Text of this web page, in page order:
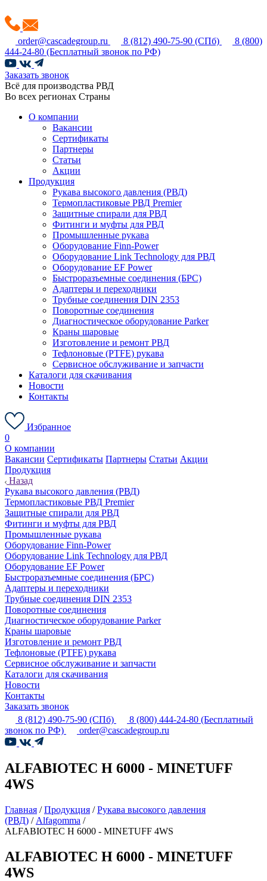
order@cascadegroup.ru 8 (812) 490-75-90 (СПб)
8 (800)
444-24-80 (Бесплатный звонок по РФ)
Заказать звонок
Всё для производства РВД
Во всех регионах Страны
О компании
Вакансии
Сертификаты
Партнеры
Статьи
Акции
Продукция
Рукава высокого давления (РВД)
Термопластиковые РВД Premier
Защитные спирали для РВД
Фитинги и муфты для РВД
Промышленные рукава
Оборудование Finn-Power
Оборудование Link Technology для РВД
Оборудование EF Power
Быстроразъемные соединения (БРС)
Адаптеры и переходники
Трубные соединения DIN 2353
Поворотные соединения
Диагностическое оборудование Parker
Краны шаровые
Изготовление и ремонт РВД
Тефлоновые (PTFE) рукава
Сервисное обслуживание и запчасти
Каталоги для скачивания
Новости
Контакты
Избранное
0
О компании
Вакансии Сертификаты Партнеры Статьи Акции
Продукция
Назад
Рукава высокого давления (РВД)
Термопластиковые РВД Premier
Защитные спирали для РВД
Фитинги и муфты для РВД
Промышленные рукава
Оборудование Finn-Power
Оборудование Link Technology для РВД
Оборудование EF Power
Быстроразъемные соединения (БРС)
Адаптеры и переходники
Трубные соединения DIN 2353
Поворотные соединения
Диагностическое оборудование Parker
Краны шаровые
Изготовление и ремонт РВД
Тефлоновые (PTFE) рукава
Сервисное обслуживание и запчасти
Каталоги для скачивания
Новости
Контакты
Заказать звонок
8 (812) 490-75-90 (СПб) 8 (800) 444-24-80 (Бесплатный
звонок по РФ)
order@cascadegroup.ru
ALFABIOTEC H 6000 - MINETUFF
4WS
Главная /Продукция /Рукава высокого давления
(РВД) / Alfagomma /
ALFABIOTEC H 6000 - MINETUFF 4WS
ALFABIOTEC H 6000 - MINETUFF
4WS